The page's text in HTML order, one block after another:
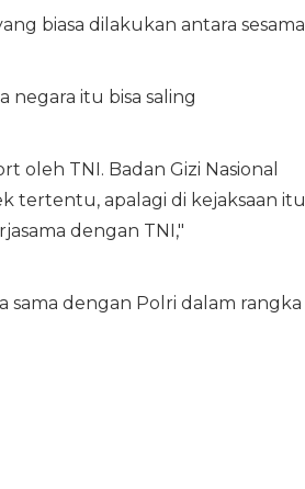
biasa dilakukan antara sesama
itu bisa saling
oleh TNI. Badan Gizi Nasional
tertentu, apalagi di kejaksaan itu
dengan TNI,"
sama dengan Polri dalam rangka